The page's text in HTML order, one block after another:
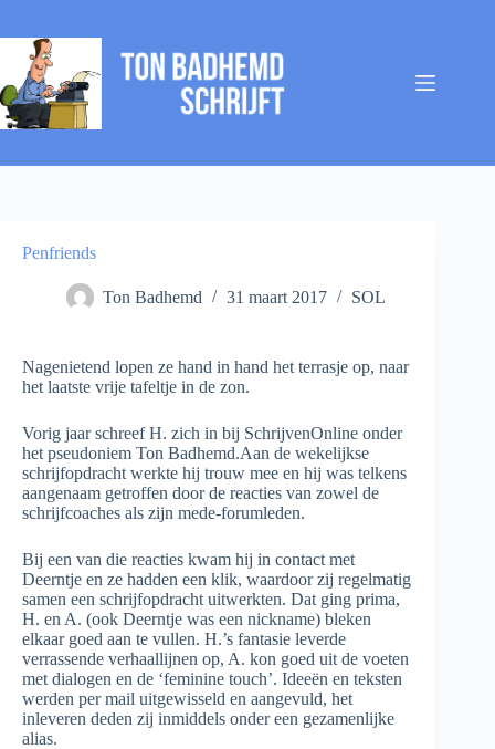
inhoud
Penfriends
Ton Badhemd 31 maart 2017 SOL
Nagenietend lopen ze hand in hand het terrasje op, naar
het laatste vrije tafeltje in de zon.
Vorig jaar schreef H. zich in bij SchrijvenOnline onder
het pseudoniem Ton Badhemd.Aan de wekelijkse
schrijfopdracht werkte hij trouw mee en hij was telkens
aangenaam getroffen door de reacties van zowel de
schrijfcoaches als zijn mede-forumleden.
Bij een van die reacties kwam hij in contact met
Deerntje en ze hadden een klik, waardoor zij regelmatig
samen een schrijfopdracht uitwerkten. Dat ging prima,
H. en A. (ook Deerntje was een nickname) bleken
elkaar goed aan te vullen. H.’s fantasie leverde
verrassende verhaallijnen op, A. kon goed uit de voeten
met dialogen en de ‘feminine touch’. Ideeën en teksten
werden per mail uitgewisseld en aangevuld, het
inleveren deden zij inmiddels onder een gezamenlijke
alias.